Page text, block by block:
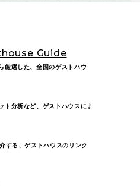
Guide
厳選した、全国のゲストハウ
ト分析など、ゲストハウスにま
する、ゲストハウスのリンク